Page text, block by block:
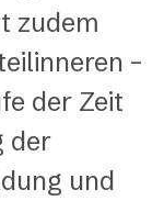
zudem
–
der Zeit
der
und